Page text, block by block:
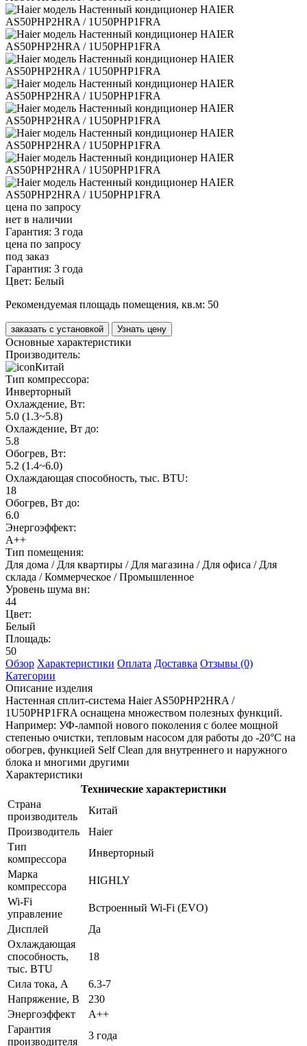
цена по запросу
нет в наличии
Гарантия: 3 года
цена по запросу
под заказ
Гарантия: 3 года
Цвет: Белый
Рекомендуемая площадь помещения, кв.м: 50
заказать с установкой Узнать цену
Основные характеристики
Производитель:
Китай
Тип компрессора:
Инверторный
Охлаждение, Вт:
5.0 (1.3~5.8)
Охлаждение, Вт до:
5.8
Обогрев, Вт:
5.2 (1.4~6.0)
Охлаждающая способность, тыс. BTU:
18
Обогрев, Вт до:
6.0
Энергоэффект:
А++
Тип помещения:
Для дома / Для квартиры / Для магазина / Для офиса / Для
склада / Коммерческое / Промышленное
Уровень шума вн:
44
Цвет:
Белый
Площадь:
50
Обзор Характеристики Оплата Доставка Отзывы (0)
Категории
Описание изделия
Настенная сплит-система Haier AS50PHP2HRA /
1U50PHP1FRA оснащена множеством полезных функций.
Например: УФ-лампой нового поколения с более мощной
степенью очистки, тепловым насосом для работы до -20°C на
обогрев, функцией Self Clean для внутреннего и наружного
блока и многими другими
Характеристики
Технические характеристики
Страна
производитель
Китай
Производитель
Haier
Тип
компрессора
Инверторный
Марка
компрессора
HIGHLY
Wi-Fi
управление
Встроенный Wi-Fi (EVO)
Дисплей
Да
Охлаждающая
способность,
тыс. BTU
18
Сила тока, А
6.3-7
Напряжение, В
230
Энергоэффект
А++
Гарантия
производителя
3 года